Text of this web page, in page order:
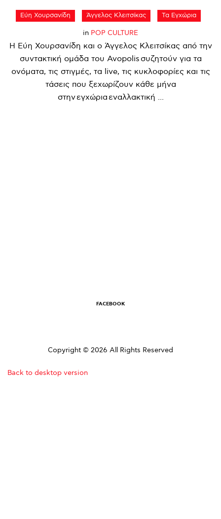
Εύη Χουρσανίδη Άγγελος Κλειτσίκας Τα Εγχώρια
in POP CULTURE
Η Εύη Χουρσανίδη και ο Άγγελος Κλειτσίκας από την
συντακτική ομάδα του Avopolis συζητούν για τα
ονόματα, τις στιγμές, τα live, τις κυκλοφορίες και τις
τάσεις που ξεχωρίζουν κάθε μήνα
στην εγχώρια εναλλακτική ...
FACEBOOK
Copyright © 2026 All Rights Reserved
Back to desktop version